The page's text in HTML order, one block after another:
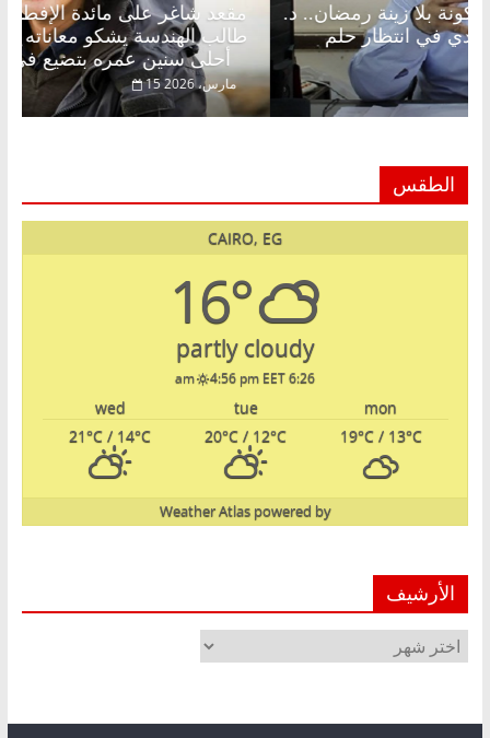
أحلى سنين عمره بتضيع في السجن
مقعد شاغر على الإفطار وبلكونة بلا زينة رمضان.. د.
عبدالخالق فاروق خبير اقتصادي في انتظار حلم
22 فبراير، 2026
الطقس
CAIRO, EG
16°
partly cloudy
6:26 am
4:56 pm EET
mon
tue
wed
19°C/ 13°C
20°C / 12°C
21°C / 14°C
powered by
Weather Atlas
الأرشيف
الأرشيف